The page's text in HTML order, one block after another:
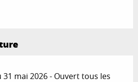
31 mai 2026 - Ouvert tous les